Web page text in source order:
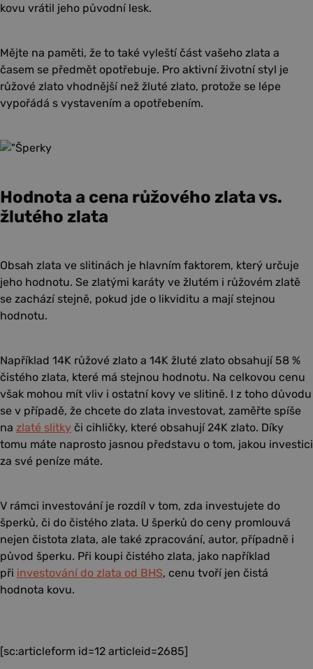
kovu vrátil jeho původní lesk.
Mějte na paměti, že to také vyleští část vašeho zlata a
časem se předmět opotřebuje. Pro aktivní životní styl je
růžové zlato vhodnější než žluté zlato, protože se lépe
vypořádá s vystavením a opotřebením.
Hodnota a cena růžového zlata vs.
žlutého zlata
Obsah zlata ve slitinách je hlavním faktorem, který určuje
jeho hodnotu. Se zlatými karáty ve žlutém i růžovém zlatě
se zachází stejně, pokud jde o likviditu a mají stejnou
hodnotu.
Například 14K růžové zlato a 14K žluté zlato obsahují 58 %
čistého zlata, které má stejnou hodnotu. Na celkovou cenu
však mohou mít vliv i ostatní kovy ve slitině. I z toho důvodu
se v případě, že chcete do zlata investovat, zaměřte spíše
na zlaté slitky či cihličky, které obsahují 24K zlato. Díky
tomu máte naprosto jasnou představu o tom, jakou investici
za své peníze máte.
V rámci investování je rozdíl v tom, zda investujete do
šperků, či do čistého zlata. U šperků do ceny promlouvá
nejen čistota zlata, ale také zpracování, autor, případně i
původ šperku. Při koupi čistého zlata, jako například
při investování do zlata od BHS, cenu tvoří jen čistá
hodnota kovu.
[sc:articleform id=12 articleid=2685]